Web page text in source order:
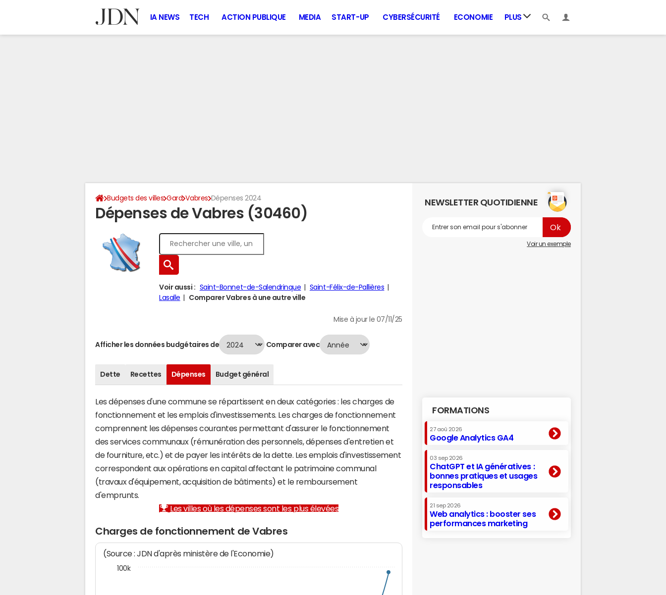
IA NEWS TECH ACTION PUBLIQUE MEDIA START-UP CYBERSÉCURITÉ ECONOMIE PLUS
Budgets des villes Gard Vabres Dépenses 2024
Dépenses de Vabres (30460)
Voir aussi : Saint-Bonnet-de-Salendrinque
Saint-Félix-de-Pallières
Lasalle
Comparer Vabres à une autre ville
Mise à jour le 07/11/25
Afficher les données budgétaires de Comparer avec
Dette Recettes Dépenses Budget général
Les dépenses d'une commune se répartissent en deux catégories : les charges de
fonctionnement et les emplois d'investissements. Les charges de fonctionnement
comprennent les dépenses courantes permettant d'assurer le fonctionnement
des services communaux (rémunération des personnels, dépenses d'entretien et
de fourniture, etc.) et de payer les intérêts de la dette. Les emplois d'investissement
correspondent aux opérations en capital affectant le patrimoine communal
(travaux d'équipement, acquisition de bâtiments) et le remboursement
d'emprunts.
Les villes où les dépenses sont les plus élevées
Charges de fonctionnement de Vabres
(Source : JDN d'après ministère de l'Economie)
100k
NEWSLETTER QUOTIDIENNE
Voir un exemple
FORMATIONS
27 aoû 2026
Google Analytics GA4
03 sep 2026
ChatGPT et IA génératives :
bonnes pratiques et usages
responsables
21 sep 2026
Web analytics : booster ses
performances marketing